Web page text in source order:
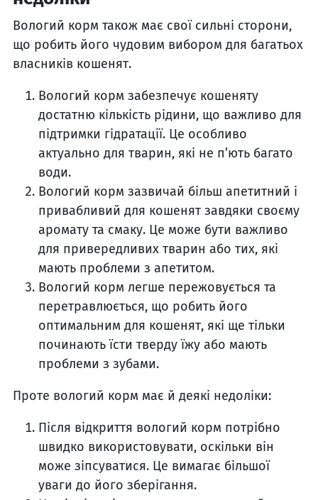
Вологий корм також має свої сильні сторони,
що робить його чудовим вибором для багатьох
власників кошенят.
Вологий корм забезпечує кошеняту
достатню кількість рідини, що важливо для
підтримки гідратації. Це особливо
актуально для тварин, які не п’ють багато
води.
Вологий корм зазвичай більш апетитний і
привабливий для кошенят завдяки своєму
аромату та смаку. Це може бути важливо
для привередливих тварин або тих, які
мають проблеми з апетитом.
Вологий корм легше пережовується та
перетравлюється, що робить його
оптимальним для кошенят, які ще тільки
починають їсти тверду їжу або мають
проблеми з зубами.
Проте вологий корм має й деякі недоліки:
Після відкриття вологий корм потрібно
швидко використовувати, оскільки він
може зіпсуватися. Це вимагає більшої
уваги до його зберігання.